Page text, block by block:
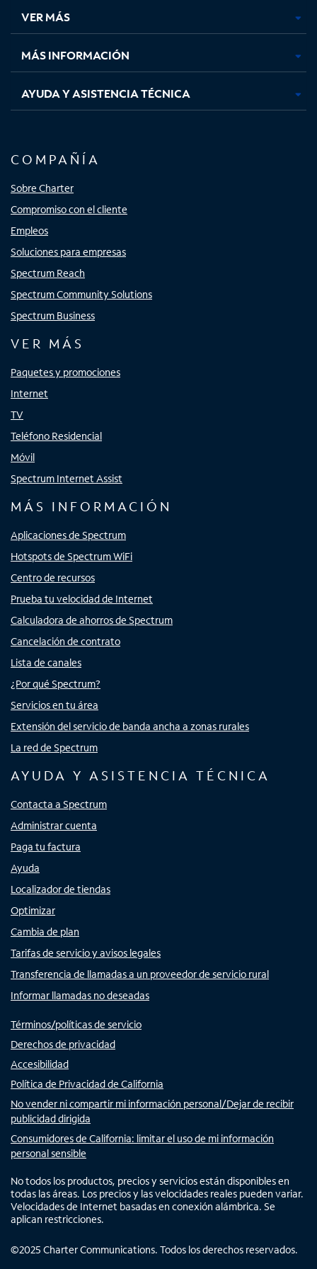
pestaña
nueva
pestaña
nueva
pestaña
nuevanueva
VER MÁS
MÁS INFORMACIÓN
AYUDA Y ASISTENCIA TÉCNICA
COMPAÑÍA
Sobre Charter
Compromiso con el cliente
Empleos
Soluciones para empresas
Spectrum Reach
Spectrum Community Solutions
Spectrum Business
VER MÁS
Paquetes y promociones
Internet
TV
Teléfono Residencial
Móvil
Spectrum Internet Assist
MÁS INFORMACIÓN
Aplicaciones de Spectrum
Hotspots de Spectrum WiFi
Centro de recursos
Prueba tu velocidad de Internet
Calculadora de ahorros de Spectrum
Cancelación de contrato
Lista de canales
¿Por qué Spectrum?
Servicios en tu área
Extensión del servicio de banda ancha a zonas rurales
La red de Spectrum
AYUDA Y ASISTENCIA TÉCNICA
Contacta a Spectrum
Administrar cuenta
Paga tu factura
Ayuda
Localizador de tiendas
Optimizar
Cambia de plan
Tarifas de servicio y avisos legales
Transferencia de llamadas a un proveedor de servicio rural
Informar llamadas no deseadas
Términos/políticas de servicio
Derechos de privacidad
Accesibilidad
Política de Privacidad de California
No vender ni compartir mi información personal/Dejar de recibir
publicidad dirigida
Consumidores de California: limitar el uso de mi información
personal sensible
No todos los productos, precios y servicios están disponibles en
todas las áreas. Los precios y las velocidades reales pueden variar.
Velocidades de Internet basadas en conexión alámbrica. Se
aplican restricciones.
©2025 Charter Communications. Todos los derechos reservados.